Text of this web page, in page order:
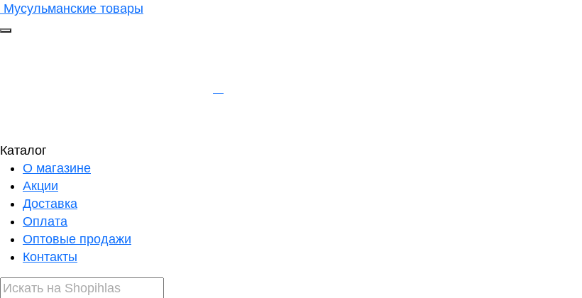
Мусульманские товары
Каталог
О магазине
Акции
Доставка
Оплата
Оптовые продажи
Контакты